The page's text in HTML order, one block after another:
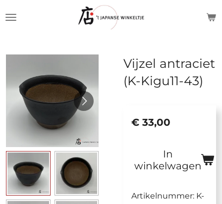
de
Vijzel antraciet
(K-Kigu11-43)
€ 33,00
In
winkelwagen
Artikelnummer: K-